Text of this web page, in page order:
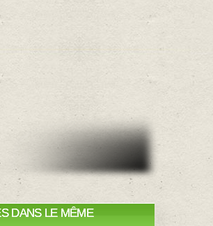
DANS LE MÊME